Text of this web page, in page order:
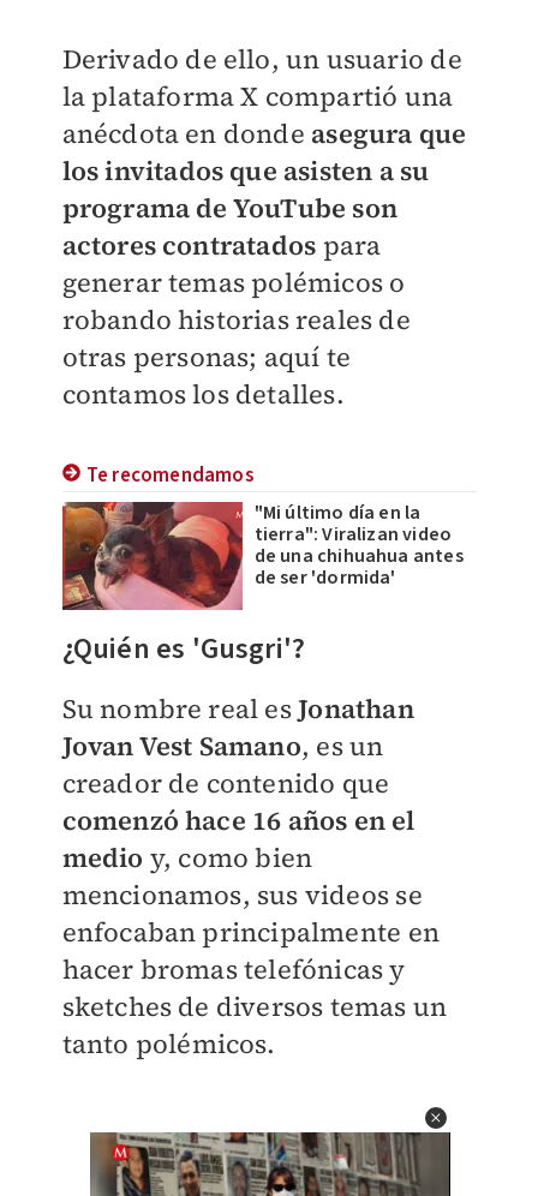
Derivado de ello, un usuario de
la plataforma X compartió una
anécdota en donde asegura que
los invitados que asisten a su
programa de YouTube son
actores contratados para
generar temas polémicos o
robando historias reales de
otras personas; aquí te
contamos los detalles.
Te recomendamos
"Mi último día en la
tierra": Viralizan video
de una chihuahua antes
de ser 'dormida'
¿Quién es 'Gusgri'?
Su nombre real esJonathan
Jovan Vest Samano, es un
creador de contenido que
comenzó hace 16 años en el
medio y, como bien
mencionamos, sus videos se
enfocaban principalmente en
hacer bromas telefónicas y
sketches de diversos temas un
tanto polémicos.